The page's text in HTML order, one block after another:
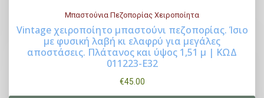
Buy Now
Μπαστούνια Πεζοπορίας Χειροποίητα
Vintage χειροποίητο μπαστούνι πεζοπορίας. Ίσιο
με φυσική λαβή κι ελαφρύ για μεγάλες
αποστάσεις. Πλάτανος και ύψος 1,51 μ | ΚΩΔ
011223-Ε32
€45.00